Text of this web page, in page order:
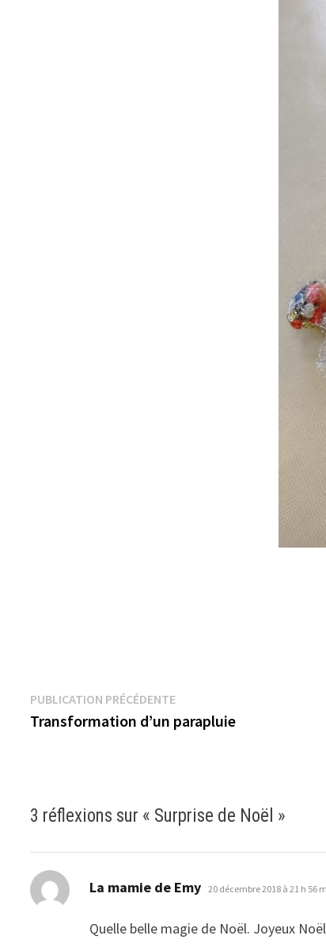
Navigation
de
PUBLICATION PRÉCÉDENTEPublication
précédente :
Transformation d’un parapluie
3 réflexions sur « Surprise de Noël »
La mamie de Emy dit :
20 décembre 2018 à 21 h 56
Quelle belle magie de Noël. Joyeux